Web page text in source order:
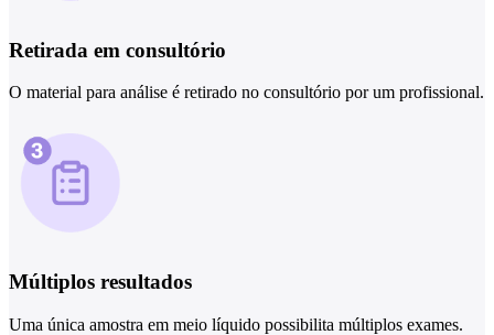
Retirada em consultório
O material para análise é retirado no consultório por um profissional.
Múltiplos resultados
Uma única amostra em meio líquido possibilita múltiplos exames.